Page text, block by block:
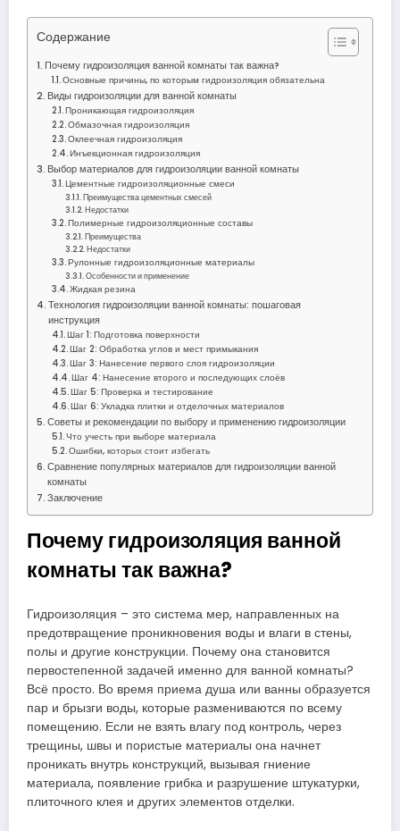
Содержание
Почему гидроизоляция ванной комнаты так важна?
Основные причины, по которым гидроизоляция обязательна
Виды гидроизоляции для ванной комнаты
Проникающая гидроизоляция
Обмазочная гидроизоляция
Оклеечная гидроизоляция
Инъекционная гидроизоляция
Выбор материалов для гидроизоляции ванной комнаты
Цементные гидроизоляционные смеси
Преимущества цементных смесей
Недостатки
Полимерные гидроизоляционные составы
Преимущества
Недостатки
Рулонные гидроизоляционные материалы
Особенности и применение
Жидкая резина
Технология гидроизоляции ванной комнаты: пошаговая
инструкция
Шаг 1: Подготовка поверхности
Шаг 2: Обработка углов и мест примыкания
Шаг 3: Нанесение первого слоя гидроизоляции
Шаг 4: Нанесение второго и последующих слоёв
Шаг 5: Проверка и тестирование
Шаг 6: Укладка плитки и отделочных материалов
Советы и рекомендации по выбору и применению гидроизоляции
Что учесть при выборе материала
Ошибки, которых стоит избегать
Сравнение популярных материалов для гидроизоляции ванной
комнаты
Заключение
Почему гидроизоляция ванной
комнаты так важна?
Гидроизоляция – это система мер, направленных на
предотвращение проникновения воды и влаги в стены,
полы и другие конструкции. Почему она становится
первостепенной задачей именно для ванной комнаты?
Всё просто. Во время приема душа или ванны образуется
пар и брызги воды, которые размениваются по всему
помещению. Если не взять влагу под контроль, через
трещины, швы и пористые материалы она начнет
проникать внутрь конструкций, вызывая гниение
материала, появление грибка и разрушение штукатурки,
плиточного клея и других элементов отделки.